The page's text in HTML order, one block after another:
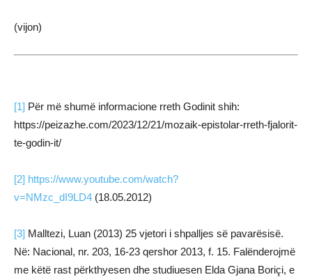
(vijon)
[1] Për më shumë informacione rreth Godinit shih:
https://peizazhe.com/2023/12/21/mozaik-epistolar-rreth-fjalorit-
te-godin-it/
[2] https://www.youtube.com/watch?
v=NMzc_dI9LD4 (18.05.2012)
[3] Malltezi, Luan (2013) 25 vjetori i shpalljes së pavarësisë.
Në: Nacional, nr. 203, 16-23 qershor 2013, f. 15. Falënderojmë
me këtë rast përkthyesen dhe studiuesen Elda Gjana Boriçi, e